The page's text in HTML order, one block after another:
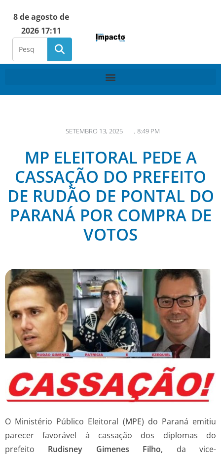
8 de agosto de
2026 17:11
SETEMBRO 13, 2025 , 8:49 PM
MP ELEITORAL PEDE A
CASSAÇÃO DO PREFEITO
DE RUDÃO DE PONTAL DO
PARANÁ POR COMPRA DE
VOTOS
O Ministério Público Eleitoral (MPE) do Paraná emitiu
parecer favorável à cassação dos diplomas do
prefeito Rudisney Gimenes Filho, da vice-